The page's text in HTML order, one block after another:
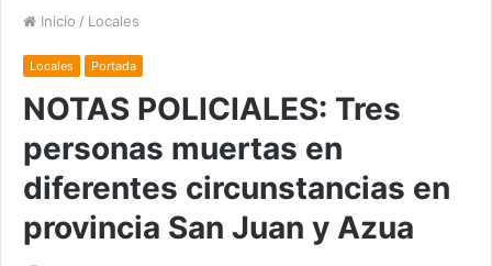
Inicio / Locales
Locales Portada
NOTAS POLICIALES: Tres
personas muertas en
diferentes circunstancias en
provincia San Juan y Azua